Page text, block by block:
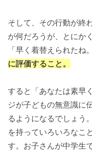
そして、その行動が終
が何だろうが、とにか
「早く着替えられたね
に評価すること。
すると「あなたは素早
ジが子どもの無意識に
るようになるでしょう
を持っていろいろなこ
す。お子さんが中学生